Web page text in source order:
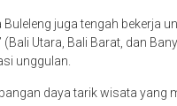
Buleleng juga tengah bekerja
(Bali Utara, Bali Barat, dan
unggulan.
daya tarik wisata yang